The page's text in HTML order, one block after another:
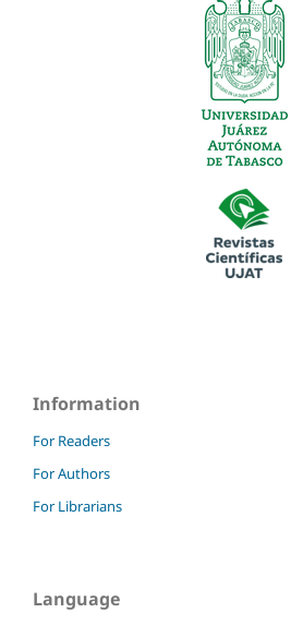
Information
For Readers
For Authors
For Librarians
Language